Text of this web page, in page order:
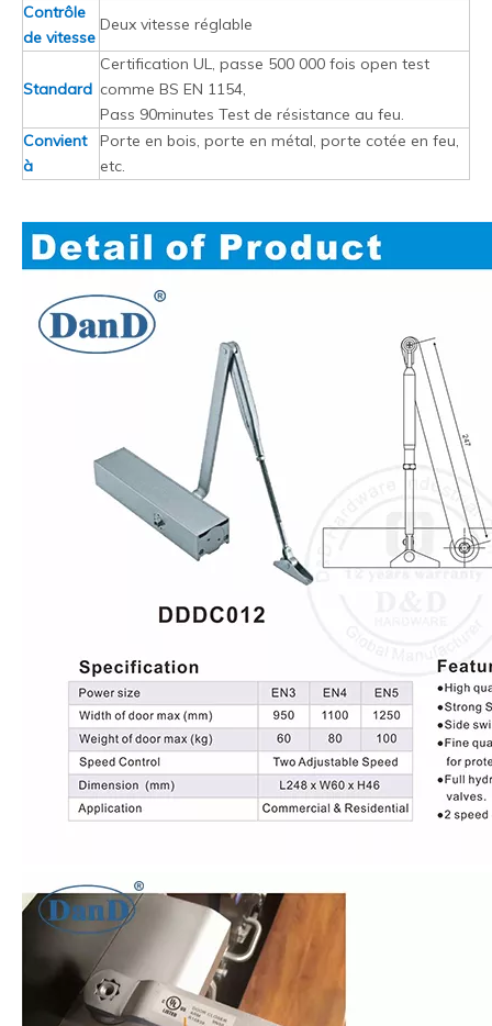
Contrôle
de vitesse
Deux vitesse réglable
Standard
Certification UL, passe 500 000 fois open test
comme BS EN 1154,
Pass 90minutes Test de résistance au feu.
Convient
à
Porte en bois, porte en métal, porte cotée en feu,
etc.